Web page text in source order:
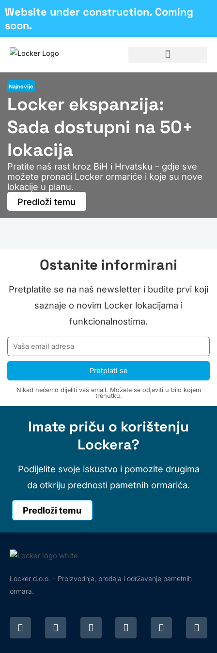
Skip
content
Website under construction. Coming
soon.
Najnovije
Locker ekspanzija:
Sada dostupni na 50+
lokacija
Pratite naš rast kroz BiH i Hrvatsku – gdje sve
možete pronaći Locker ormariće i koje su nove
lokacije u planu.
Predloži temu
Ostanite informirani
Pretplatite se na naš newsletter i budite prvi koji
saznaje o novim Locker lokacijama i
funkcionalnostima.
Pretplati se
Nikad nećemo dijeliti vaš email. Možete se odjaviti u bilo kojem
trenutku.
Imate priču o korištenju
Lockera?
Podijelite svoje iskustvo i pomozite drugima
da otkriju prednosti pametnih ormarića.
Predloži temu
Locker d.o.o. – Proizvodnja, prodaja i održavanje pametnih
ormara.
a
c
e
n
s
t
o
u
t
i
k
t
w
i
t
i
n
k